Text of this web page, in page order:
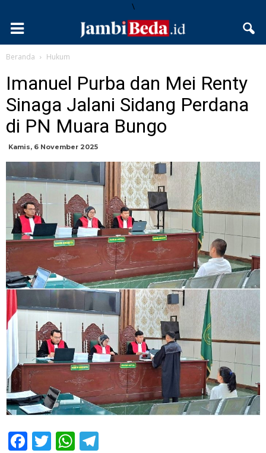
\
Beranda Hukum
Imanuel Purba dan Mei Renty
Sinaga Jalani Sidang Perdana
di PN Muara Bungo
Kamis, 6 November 2025
Facebook
TwitterWhatsApp